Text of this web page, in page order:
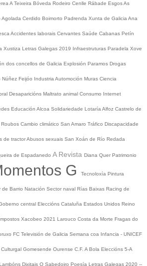
A Teixeira Bóveda Rodeiro Cenlle Rábade EsgosAs
Agolada Cerdido Boimorto Padrenda Xunta de Galicia Ana
Accidentes laborais Cervantes Saúde Cabanas Petín
Xustiza Letras Galegas 2019 Infraestruturas Paradela Xove
dos concellos de Galicia Explosión Paramos Drogas
Núñez Feijóo Industria Automoción Muras Ciencia
Desaparicións Maltrato animal Consumo Internet
Educación Alcoa Solidariedade Lotaría Alfoz Castrelo de
Roubos Cambio climático San Amaro Tráfico Discapacidade
de tractorAbusos sexuais San Xoán de Río Redada
de Espadanedo A Revista Diana Quer Patrimonio
G Tecnoloxía Pintura
de Barrio Natación Sector naval Rías Baixas Racing de
central Eleccións Cataluña Estados Unidos Reino
Xacobeo 2021 Larouco Costa da Morte Fragas do
FC Televisión de Galicia Semana coa Infancia - UNICEF
Culturgal Gomesende Ourense C.F. A Bola Eleccións 5-A
Dixitais O Sabedoiro Poesía Letras Galegas 2020 --